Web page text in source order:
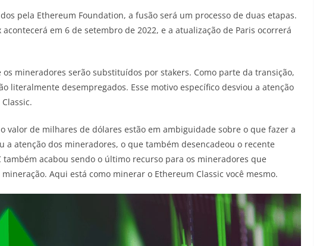
pela Ethereum Foundation, a fusão será um processo de duas etapas.
em 6 de setembro de 2022, e a atualização de Paris ocorrerá
mineradores serão substituídos por stakers. Como parte da transição,
literalmente desempregados. Esse motivo específico desviou a atenção
valor de milhares de dólares estão em ambiguidade sobre o que fazer a
a atenção dos mineradores, o que também desencadeou o recente
também acabou sendo o último recurso para os mineradores que
Aqui está como minerar o Ethereum Classic você mesmo.